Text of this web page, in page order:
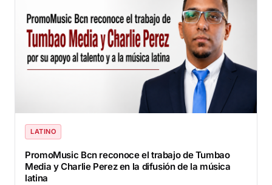
LATINO
PromoMusic Bcn reconoce el trabajo de Tumbao
Media y Charlie Perez en la difusión de la música
latina